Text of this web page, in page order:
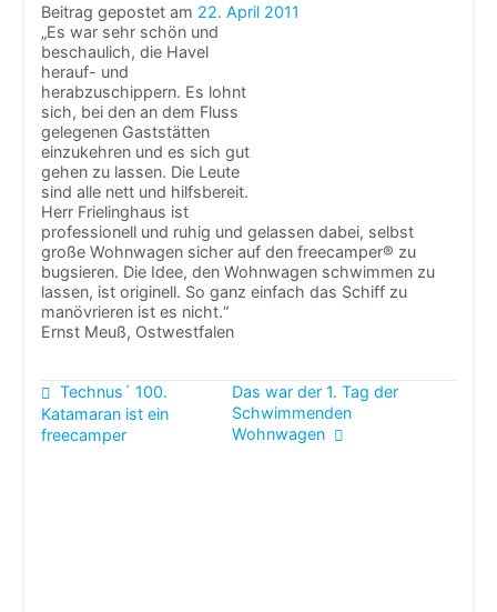
Beitrag gepostet am 22. April 2011
„Es war sehr schön und
beschaulich, die Havel
herauf- und
herabzuschippern. Es lohnt
sich, bei den an dem Fluss
gelegenen Gaststätten
einzukehren und es sich gut
gehen zu lassen. Die Leute
sind alle nett und hilfsbereit.
Herr Frielinghaus ist
professionell und ruhig und gelassen dabei, selbst
große Wohnwagen sicher auf den freecamper® zu
bugsieren. Die Idee, den Wohnwagen schwimmen zu
lassen, ist originell. So ganz einfach das Schiff zu
manövrieren ist es nicht.“
Ernst Meuß, Ostwestfalen
Beitragsnavigation
Technus´ 100.
Katamaran ist ein
freecamper
Das war der 1. Tag der
Schwimmenden
Wohnwagen